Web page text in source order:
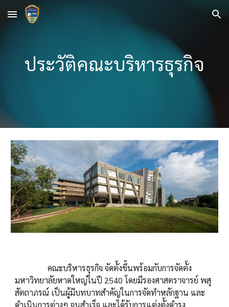
Skip to main content Skip to navigation
ประวัติคณะบริหารธุรกิจ
คณะบริหารธุรกิจ จัดตั้งขึ้นพร้อมกับการจัดตั้ง
มหาวิทยาลัยหาดใหญ่ในปี 2540 โดยมีรองศาสตราจารย์ พสุ
สัตถาภรณ์ เป็นผู้มีบทบาทสำคัญในการจัดทำหลักฐาน และ
ดำเนินการต่างๆ จนสำเร็จ และได้รับการแต่งตั้งดำรง